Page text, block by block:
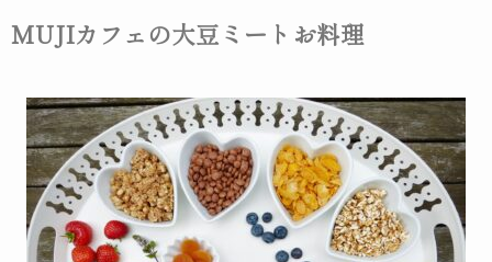
MUJIカフェの大豆ミートお料理